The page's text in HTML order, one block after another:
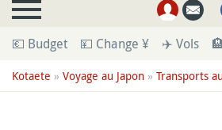
💶 Budget 💴 Change ¥ ✈️ Vols
Kotaete » Voyage au Japon » Transports